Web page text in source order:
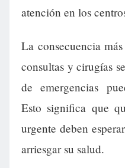
atención en los
La consecuencia
consultas y cirugías
de emergencias
Esto significa que
urgente deben
arriesgar su salud.